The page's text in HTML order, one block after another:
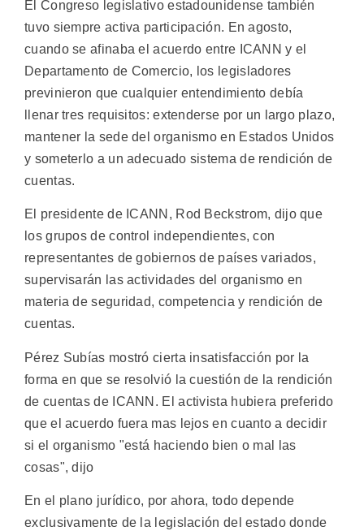
El Congreso legislativo estadounidense también
tuvo siempre activa participación. En agosto,
cuando se afinaba el acuerdo entre ICANN y el
Departamento de Comercio, los legisladores
previnieron que cualquier entendimiento debía
llenar tres requisitos: extenderse por un largo plazo,
mantener la sede del organismo en Estados Unidos
y someterlo a un adecuado sistema de rendición de
cuentas.
El presidente de ICANN, Rod Beckstrom, dijo que
los grupos de control independientes, con
representantes de gobiernos de países variados,
supervisarán las actividades del organismo en
materia de seguridad, competencia y rendición de
cuentas.
Pérez Subías mostró cierta insatisfacción por la
forma en que se resolvió la cuestión de la rendición
de cuentas de ICANN. El activista hubiera preferido
que el acuerdo fuera mas lejos en cuanto a decidir
si el organismo "está haciendo bien o mal las
cosas", dijo
En el plano jurídico, por ahora, todo depende
exclusivamente de la legislación del estado donde